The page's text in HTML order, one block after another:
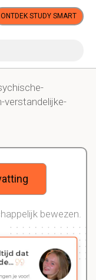
ONTDEK STUDY SMART
verstandelijke-
bewezen.